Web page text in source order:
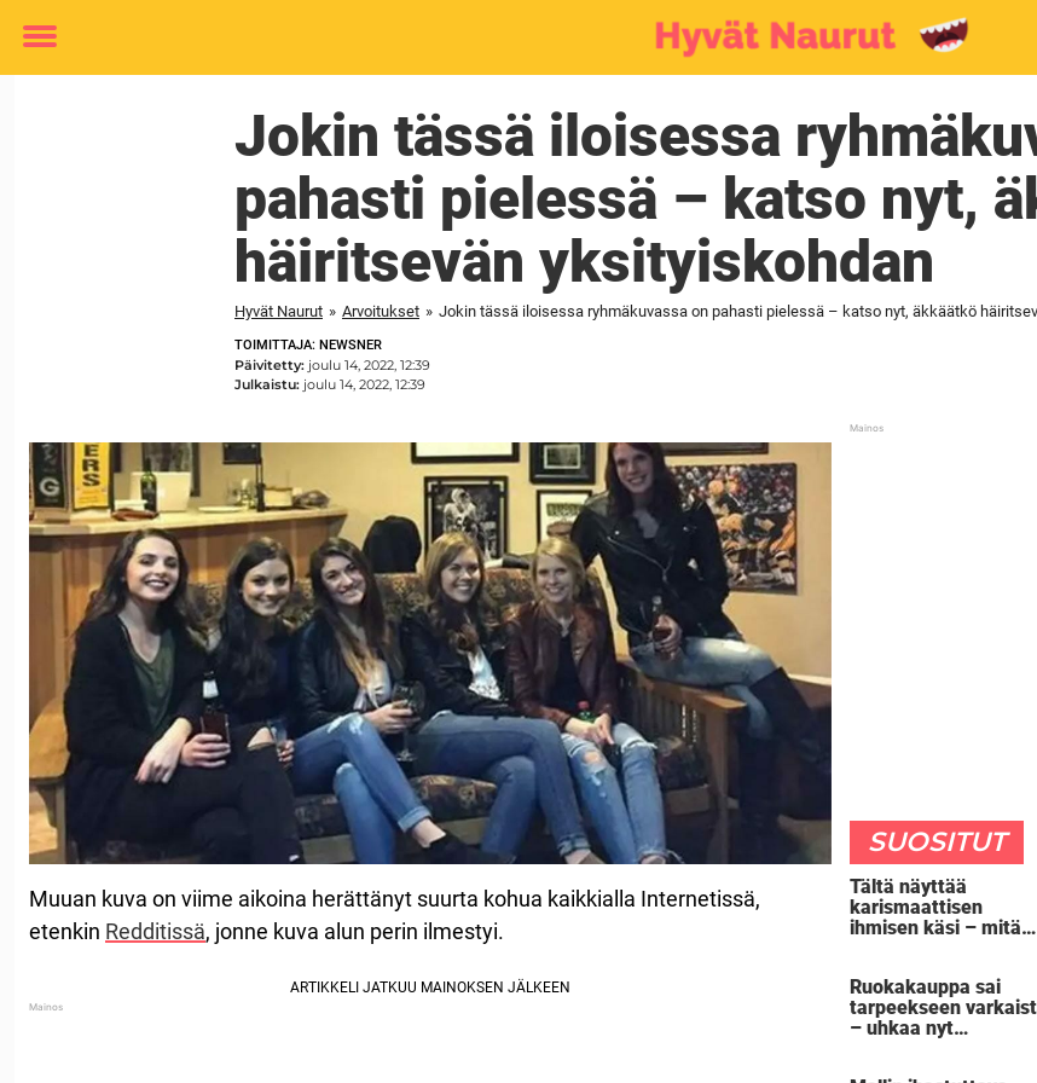
Toggle
Jokin tässä iloisessa
pahasti pielessä – katso nyt,
häiritsevän yksityiskohdan
Hyvät Naurut » Arvoitukset » Jokin tässä iloisessa ryhmäkuvassa on pahasti pielessä – katso nyt, äkkäätkö
TOIMITTAJA: NEWSNER
Päivitetty: joulu 14, 2022, 12:39
Julkaistu: joulu 14, 2022, 12:39
Muuan kuva on viime aikoina herättänyt suurta kohua kaikkialla Internetissä,
etenkin Redditissä, jonne kuva alun perin ilmestyi.
SUOSITUT
Tältä näyttää
karismaattisen
ihmisen käsi – mitä
Ruokakauppa sai
tarpeekseen
– uhkaa nyt